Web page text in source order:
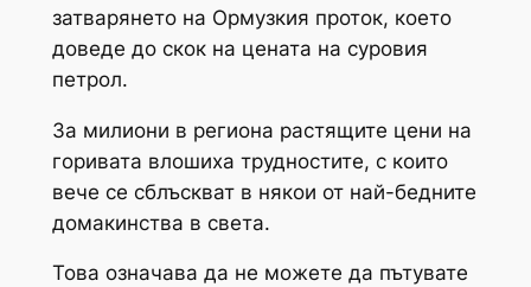
затварянето на Ормузкия проток, което
доведе до скок на цената на суровия
петрол.
За милиони в региона растящите цени на
горивата влошиха трудностите, с които
вече се сблъскват в някои от най-бедните
домакинства в света.
Това означава да не можете да пътувате